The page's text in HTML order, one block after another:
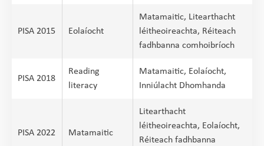
PISA 2015 Eolaíocht
Matamaitic, Litearthacht
léitheoireachta, Réiteach
fadhbanna comhoibríoch
PISA 2018
Reading
literacy
Matamaitic, Eolaíocht,
Inniúlacht Dhomhanda
PISA 2022 Matamaitic
Litearthacht
léitheoireachta, Eolaíocht,
Réiteach fadhbanna